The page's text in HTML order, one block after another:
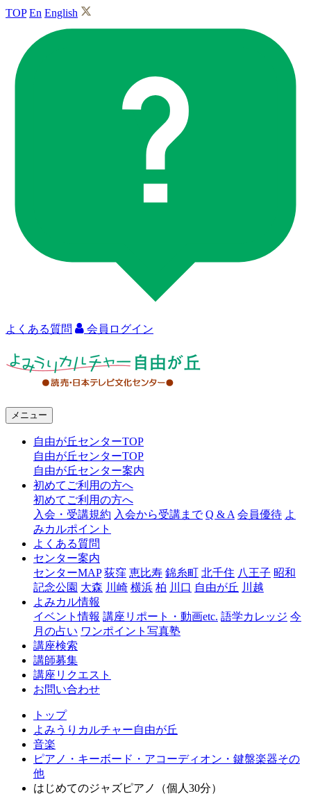
TOP En English
よくある質問 会員ログイン
ャ
由
丘
メニュー
自由が丘センターTOP
自由が丘センターTOP
自由が丘センター案内
初めてご利用の方へ
初めてご利用の方へ
入会・受講規約 入会から受講まで Q & A 会員優待 よ
みカルポイント
よくある質問
センター案内
センターMAP 荻窪 恵比寿 錦糸町 北千住 八王子 昭和
記念公園 大森 川崎 横浜 柏 川口 自由が丘 川越
よみカル情報
イベント情報 講座リポート・動画etc. 語学カレッジ 今
月の占い ワンポイント写真塾
講座検索
講師募集
講座リクエスト
お問い合わせ
トップ
よみうりカルチャー自由が丘
音楽
ピアノ・キーボード・アコーディオン・鍵盤楽器その
他
はじめてのジャズピアノ（個人30分）